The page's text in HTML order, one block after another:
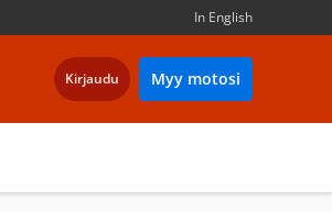
In English
Kirjaudu Myy motosi